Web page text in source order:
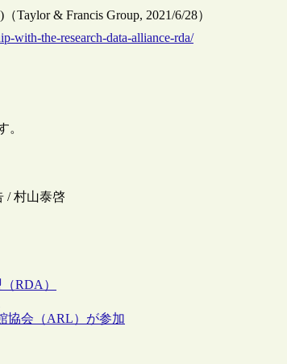
Taylor & Francis Group, 2021/6/28）
with-the-research-data-alliance-rda/
。
/ 村山泰啓
RDA）
協会（ARL）が参加